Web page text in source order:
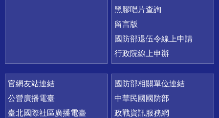
黑膠唱片查詢
留言版
國防部退伍令線上申請
行政院線上申辦
官網友站連結
公營廣播電臺
臺北國際社區廣播電臺
國防部相關單位連結
中華民國國防部
政戰資訊服務網